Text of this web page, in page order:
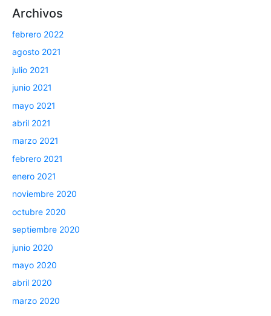
Archivos
febrero 2022
agosto 2021
julio 2021
junio 2021
mayo 2021
abril 2021
marzo 2021
febrero 2021
enero 2021
noviembre 2020
octubre 2020
septiembre 2020
junio 2020
mayo 2020
abril 2020
marzo 2020